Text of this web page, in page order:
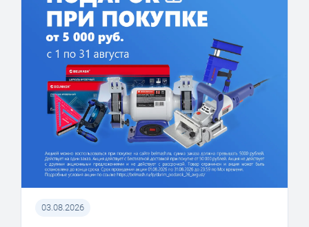
03.08.2026